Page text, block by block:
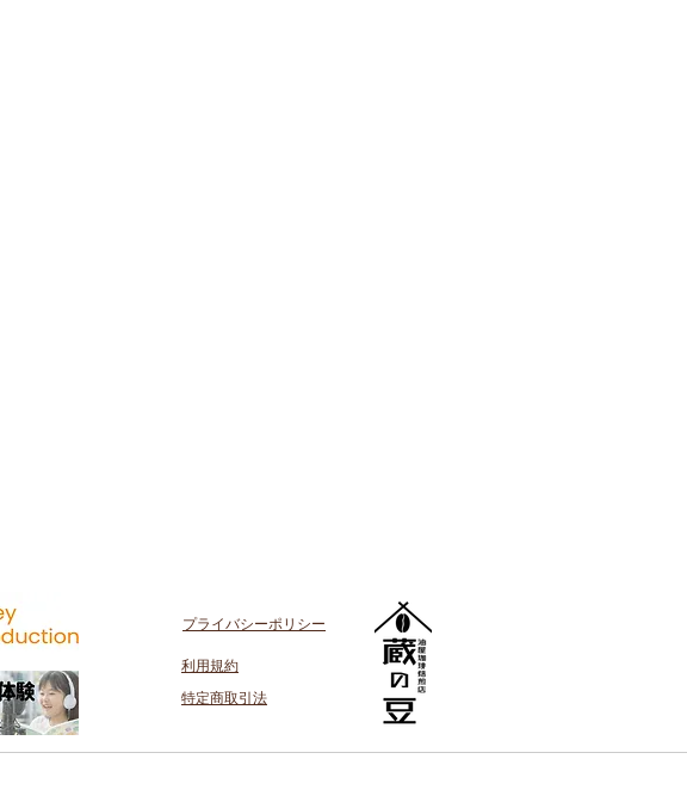
特定商取引法
​利用規約
プライバシーポリシー